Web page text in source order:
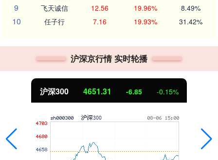
9 飞天诚信 12.56 19.96% 8.49%
10 任子行 7.16 19.93% 31.42%
沪深京行情 实时轮播
沪深300 4651.31 -6.85 -0.15%